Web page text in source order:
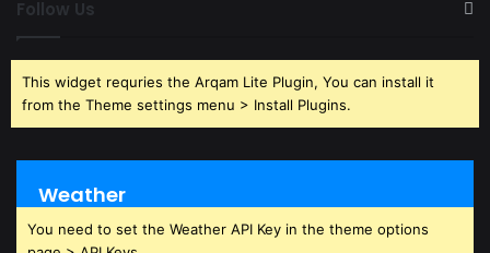
Follow Us
This widget requries the Arqam Lite Plugin, You can install it
from the Theme settings menu > Install Plugins.
Weather
You need to set the Weather API Key in the theme options